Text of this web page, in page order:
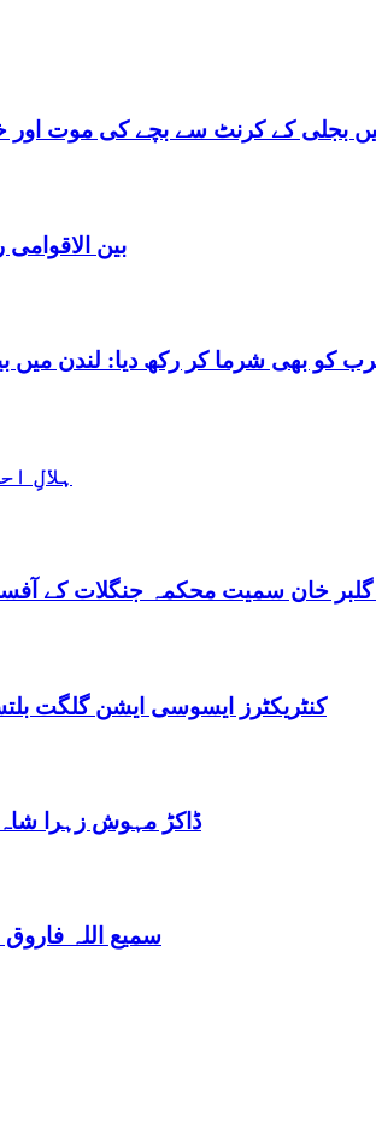
کے کرنٹ سے بچے کی موت اور
بین
لندن میں بیک وقت 7 یورپین مردوں کے ساتھ بے شرم
ہلالِ
خان سمیت محکمہ جنگلات کے
کنٹریکٹرز ایسوسی ایشن گلگت
ڈاکڑ مہوش زہرا شاہ
سمیع اللہ